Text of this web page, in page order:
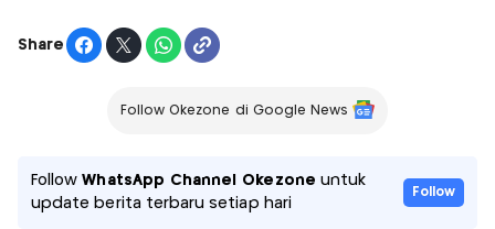
Share
Follow Okezone di Google News
FollowWhatsApp Channel Okezone untuk
update berita terbaru setiap hari
Follow